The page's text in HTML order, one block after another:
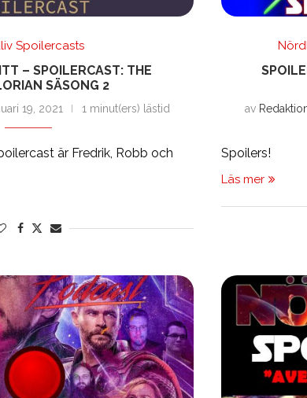
Spoilercasts
– SPOILERCAST: THE
SÄSONG 2
19, 2021 1 minut(ers) lästid
är Fredrik, Robb och
av
Spoilers!
Läs mer